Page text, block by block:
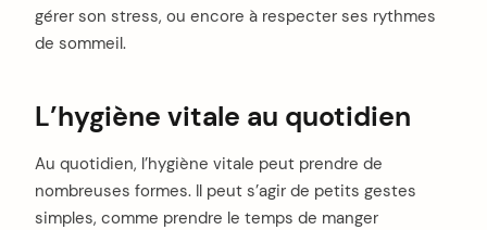
gérer son stress, ou encore à respecter ses rythmes
de sommeil.
L’hygiène vitale au quotidien
Au quotidien, l’hygiène vitale peut prendre de
nombreuses formes. Il peut s’agir de petits gestes
simples, comme prendre le temps de manger